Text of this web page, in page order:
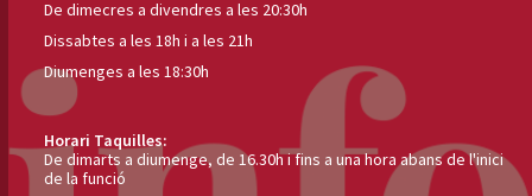
De dimecres a divendres a les 20:30h
Dissabtes a les 18h i a les 21h
Diumenges a les 18:30h
Horari Taquilles:
De dimarts a diumenge, de 16.30h i fins a una hora abans de l'inici
de la funció